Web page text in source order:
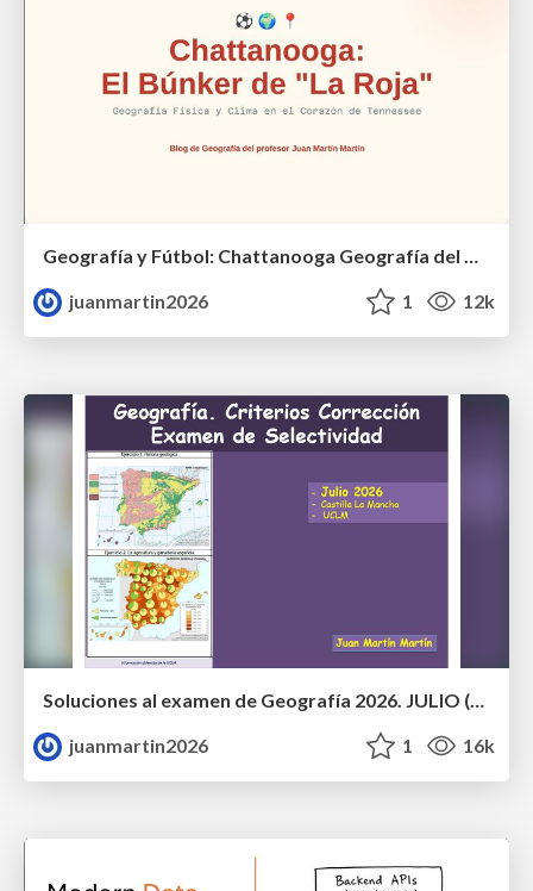
Geografía y Fútbol: Chattanooga Geografía del Búnker de La Roja.
juanmartin2026
1 12k
juanmartin2026
1 16k